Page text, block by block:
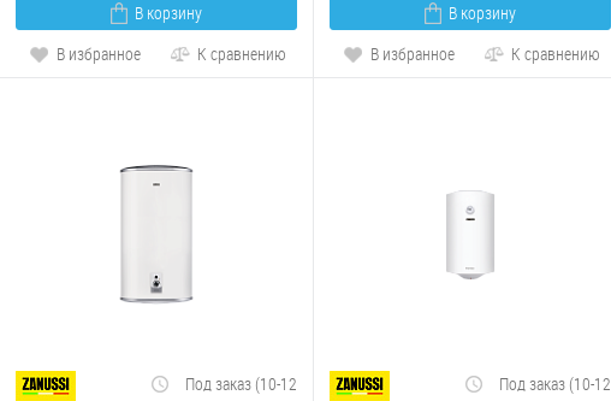
В корзину
В избранное
К сравнению
В корзину
В избранное
К сравнению
Под заказ (10-12
Под заказ (10-12